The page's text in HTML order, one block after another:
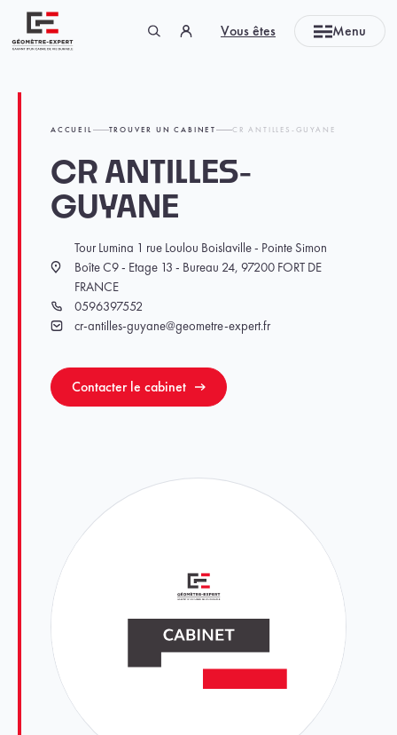
Vous êtes Menu
ACCUEIL TROUVER UN CABINET CR ANTILLES-GUYANE
CR ANTILLES-
GUYANE
Localisation
Tour Lumina 1 rue Loulou Boislaville - Pointe Simon
Boîte C9 - Etage 13 - Bureau 24, 97200 FORT DE
FRANCE
Téléphone
0596397552
Emailcr-antilles-guyane@geometre-expert.fr
Contacter le cabinet
Panneau de gestion des cookies